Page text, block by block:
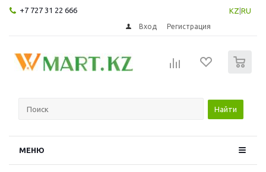
+7 727 31 22 666 KZ RU
Вход Регистрация
Найти
МЕНЮ